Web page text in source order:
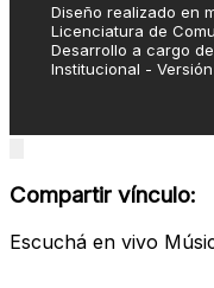
Diseño realizado en
Licenciatura de
Desarrollo a cargo
Institucional -
modal
Compartir vínculo:
Escuchá en vivo